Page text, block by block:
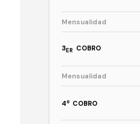
Mensualidad
3ER COBRO
Mensualidad
4o COBRO